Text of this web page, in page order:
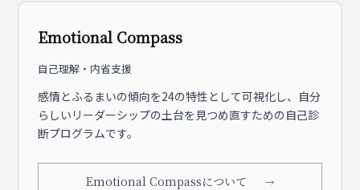
Emotional Compass
自己理解・内省支援
感情とふるまいの傾向を24の特性として可視化し、自分
らしいリーダーシップの土台を見つめ直すための自己診
断プログラムです。
Emotional Compassについて